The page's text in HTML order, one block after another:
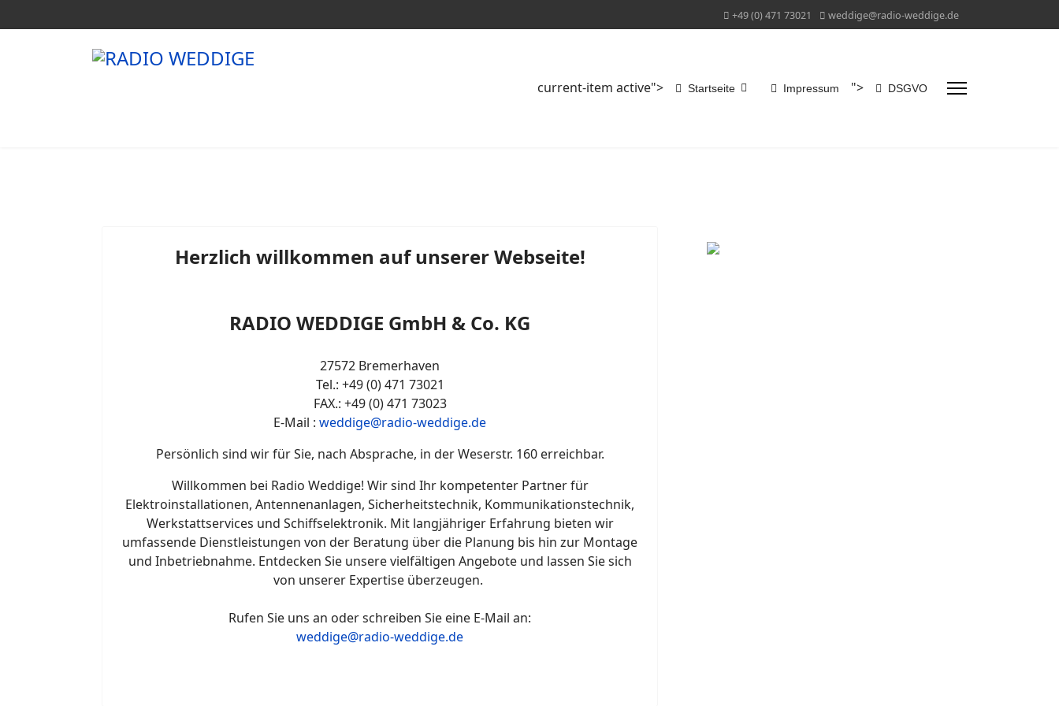
+49 (0) 471 73021 weddige@radio-weddige.de
current-item active"> Startseite Impressum "> DSGVO
Herzlich willkommen auf unserer Webseite!
RADIO WEDDIGE GmbH & Co. KG
27572 Bremerhaven
Tel.: +49 (0) 471 73021
FAX.: +49 (0) 471 73023
E-Mail : weddige@radio-weddige.de
Persönlich sind wir für Sie, nach Absprache, in der Weserstr. 160 erreichbar.
Willkommen bei Radio Weddige! Wir sind Ihr kompetenter Partner für
Elektroinstallationen, Antennenanlagen, Sicherheitstechnik, Kommunikationstechnik,
Werkstattservices und Schiffselektronik. Mit langjähriger Erfahrung bieten wir
umfassende Dienstleistungen von der Beratung über die Planung bis hin zur Montage
und Inbetriebnahme. Entdecken Sie unsere vielfältigen Angebote und lassen Sie sich
von unserer Expertise überzeugen.
Rufen Sie uns an oder schreiben Sie eine E-Mail an:
weddige@radio-weddige.de